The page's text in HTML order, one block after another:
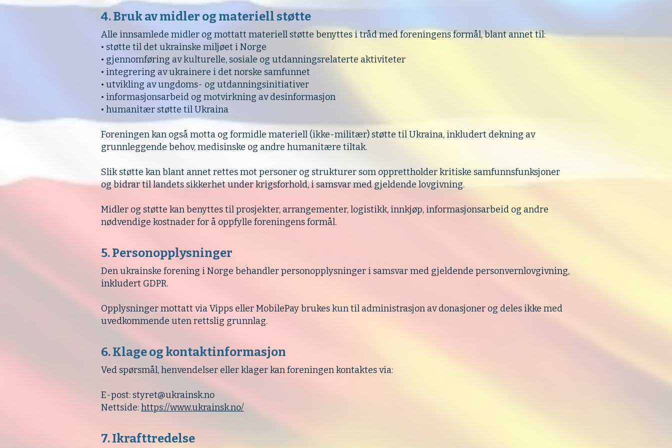
4. Bruk av midler og materiell støtte
Alle innsamlede midler og mottatt materiell støtte benyttes i tråd med foreningens formål, blant annet til:
• støtte til det ukrainske miljøet i Norge
• gjennomføring av kulturelle, sosiale og utdanningsrelaterte aktiviteter
• integrering av ukrainere i det norske samfunnet
• utvikling av ungdoms- og utdanningsinitiativer
• informasjonsarbeid og motvirkning av desinformasjon
• humanitær støtte til Ukraina
Foreningen kan også motta og formidle materiell (ikke-militær) støtte til Ukraina, inkludert dekning av
grunnleggende behov, medisinske og andre humanitære tiltak.
Slik støtte kan blant annet rettes mot personer og strukturer som opprettholder kritiske samfunnsfunksjoner
og bidrar til landets sikkerhet under krigsforhold, i samsvar med gjeldende lovgivning.
Midler og støtte kan benyttes til prosjekter, arrangementer, logistikk, innkjøp, informasjonsarbeid og andre
nødvendige kostnader for å oppfylle foreningens formål.
5. Personopplysninger
Den ukrainske forening i Norge behandler personopplysninger i samsvar med gjeldende personvernlovgivning,
inkludert GDPR.
Opplysninger mottatt via Vipps eller MobilePay brukes kun til administrasjon av donasjoner og deles ikke med
uvedkommende uten rettslig grunnlag.
6. Klage og kontaktinformasjon
Ved spørsmål, henvendelser eller klager kan foreningen kontaktes via:
E-post: styret@ukrainsk.no
Nettside:https://www.ukrainsk.no/
7. Ikrafttredelse